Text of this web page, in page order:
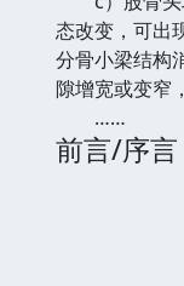
态改变，可出
分骨小梁结构
隙增宽或变窄
……
前言/序言